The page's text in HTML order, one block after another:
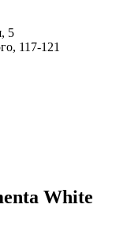
5
117-121
White